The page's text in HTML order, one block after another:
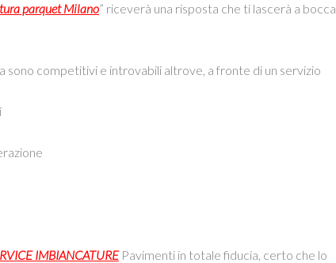
parquet Milano” riceverà una risposta che ti lascerà a bocca
sono competitivi e introvabili altrove, a fronte di un servizio
IMBIANCATUREPavimenti in totale fiducia, certo che lo